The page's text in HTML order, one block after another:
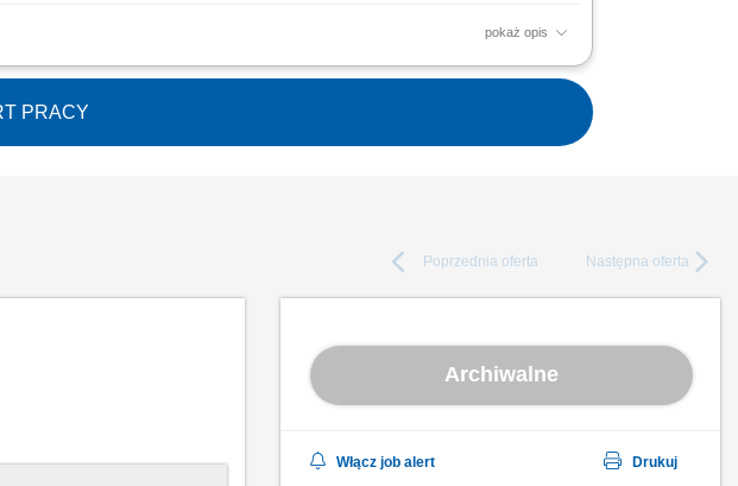
pokaż opis
przesyłek podczas transportu, aby dotarły w nienaruszonym
PRACY
Poprzednia oferta Następna oferta
Archiwalne
Włącz job alert Drukuj